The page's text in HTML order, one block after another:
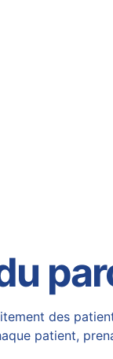
des
patient,